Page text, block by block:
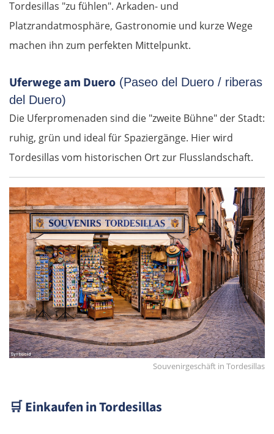
Tordesillas "zu fühlen". Arkaden- und
Platzrandatmosphäre, Gastronomie und kurze Wege
machen ihn zum perfekten Mittelpunkt.
Uferwege am Duero (Paseo del Duero / riberas
del Duero)
Die Uferpromenaden sind die "zweite Bühne" der Stadt:
ruhig, grün und ideal für Spaziergänge. Hier wird
Tordesillas vom historischen Ort zur Flusslandschaft.
Souvenirgeschäft in Tordesillas
🛒Einkaufen in Tordesillas